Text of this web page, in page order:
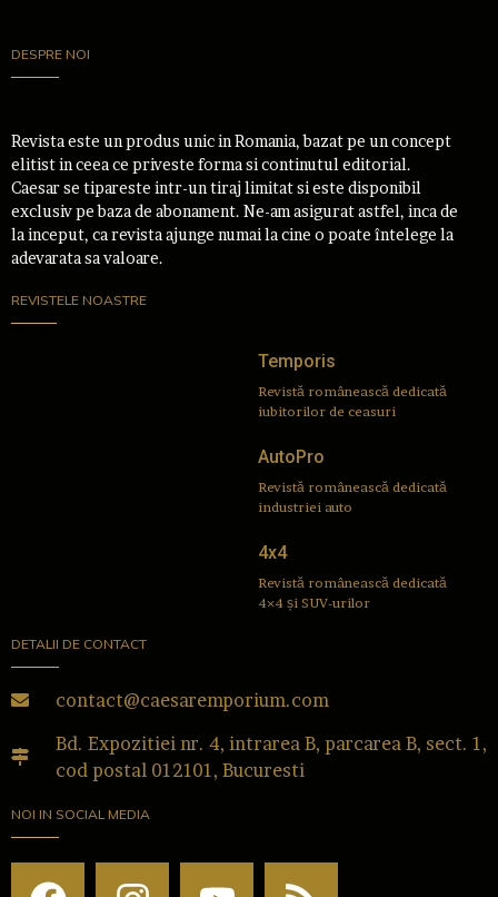
DESPRE NOI
Revista este un produs unic in Romania, bazat pe un concept
elitist in ceea ce priveste forma si continutul editorial.
Caesar se tipareste intr-un tiraj limitat si este disponibil
exclusiv pe baza de abonament. Ne-am asigurat astfel, inca de
la inceput, ca revista ajunge numai la cine o poate întelege la
adevarata sa valoare.
REVISTELE NOASTRE
Temporis
Revistă românească dedicată
iubitorilor de ceasuri
AutoPro
Revistă românească dedicată
industriei auto
4x4
Revistă românească dedicată
4×4 și SUV-urilor
DETALII DE CONTACT
contact@caesaremporium.com
Bd. Expozitiei nr. 4, intrarea B, parcarea B, sect. 1,
cod postal 012101, Bucuresti
NOI IN SOCIAL MEDIA